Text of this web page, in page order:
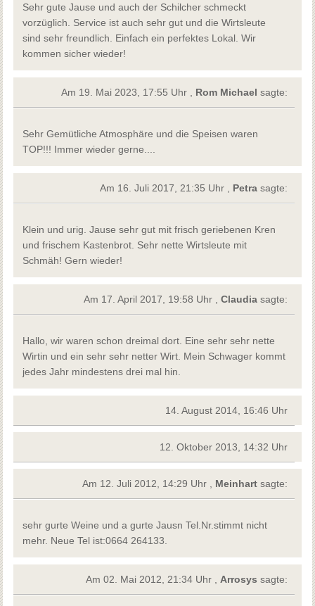
Sehr gute Jause und auch der Schilcher schmeckt
vorzüglich. Service ist auch sehr gut und die Wirtsleute
sind sehr freundlich. Einfach ein perfektes Lokal. Wir
kommen sicher wieder!
Am 19. Mai 2023, 17:55 Uhr , Rom Michael sagte:
Sehr Gemütliche Atmosphäre und die Speisen waren
TOP!!! Immer wieder gerne....
Am 16. Juli 2017, 21:35 Uhr , Petra sagte:
Klein und urig. Jause sehr gut mit frisch geriebenen Kren
und frischem Kastenbrot. Sehr nette Wirtsleute mit
Schmäh! Gern wieder!
Am 17. April 2017, 19:58 Uhr ,Claudiasagte:
Hallo, wir waren schon dreimal dort. Eine sehr sehr nette
Wirtin und ein sehr sehr netter Wirt. Mein Schwager kommt
jedes Jahr mindestens drei mal hin.
14. August 2014, 16:46 Uhr
12. Oktober 2013, 14:32 Uhr
Am 12. Juli 2012, 14:29 Uhr , Meinhart sagte:
sehr gurte Weine und a gurte Jausn Tel.Nr.stimmt nicht
mehr. Neue Tel ist:0664 264133.
Am 02. Mai 2012, 21:34 Uhr , Arrosys sagte: